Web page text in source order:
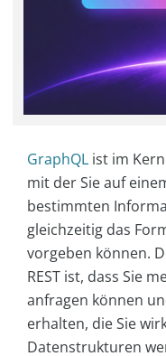
GraphQL ist im
mit der Sie auf
bestimmten
gleichzeitig das
vorgeben können.
REST ist, dass Sie
anfragen können
erhalten, die Sie
Datenstrukturen